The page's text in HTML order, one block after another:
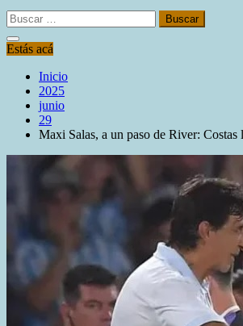
Buscar:
Estás acá
Inicio
2025
junio
29
Maxi Salas, a un paso de River: